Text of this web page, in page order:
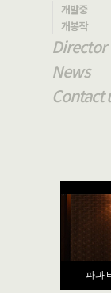
개발중
개봉작
Director
News
Contact
파과